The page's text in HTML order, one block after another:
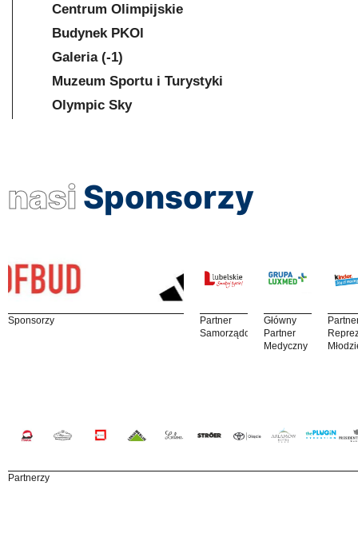
Centrum Olimpijskie
Budynek PKOl
Galeria (-1)
Muzeum Sportu i Turystyki
Olympic Sky
nasi Sponsorzy
Sponsorzy
Partner
Samorządowy
Główny
Partner
Medyczny
Partnerzy